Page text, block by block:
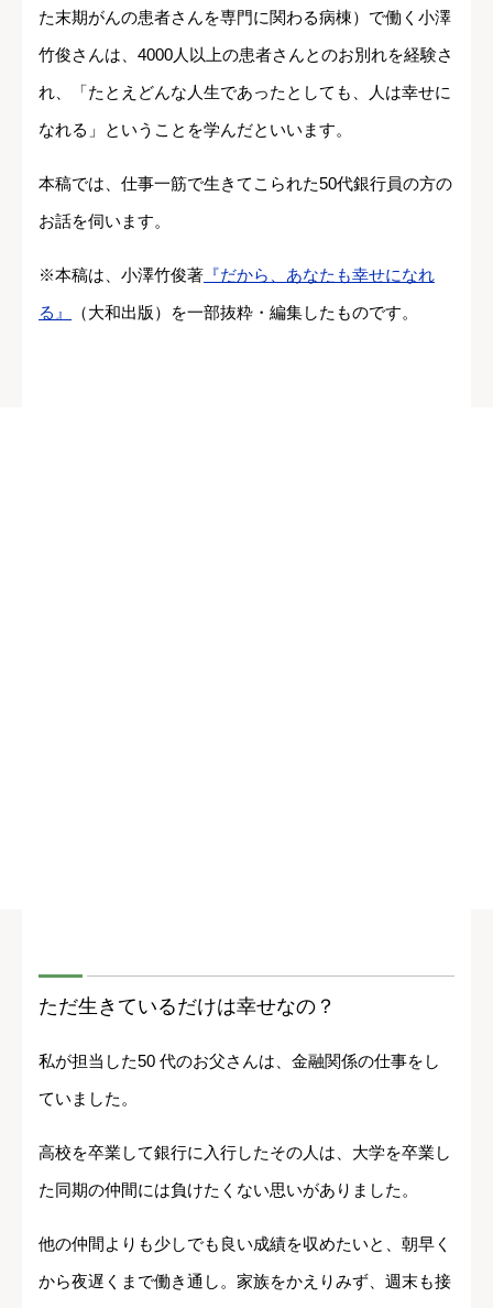
た末期がんの患者さんを専門に関わる病棟）で働く小澤
竹俊さんは、4000人以上の患者さんとのお別れを経験さ
れ、「たとえどんな人生であったとしても、人は幸せに
なれる」ということを学んだといいます。
本稿では、仕事一筋で生きてこられた50代銀行員の方の
お話を伺います。
※本稿は、小澤竹俊著 『だから、あなたも幸せになれ
る』
（大和出版）を一部抜粋・編集したものです。
ただ生きているだけは幸せなの？
私が担当した50 代のお父さんは、金融関係の仕事をし
ていました。
高校を卒業して銀行に入行したその人は、大学を卒業し
た同期の仲間には負けたくない思いがありました。
他の仲間よりも少しでも良い成績を収めたいと、朝早く
から夜遅くまで働き通し。家族をかえりみず、週末も接